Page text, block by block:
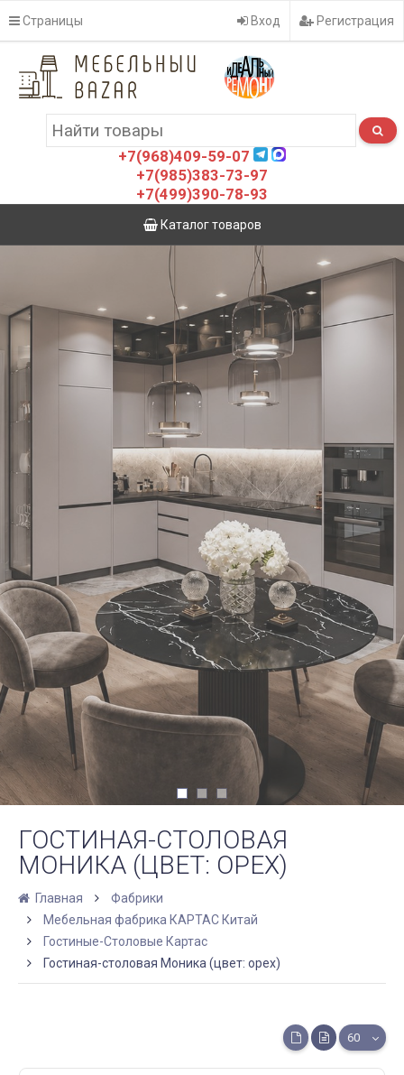
Страницы Вход Регистрация
+7(968)409-59-07
+7(985)383-73-97
+7(499)390-78-93
Каталог товаров
ГОСТИНАЯ-СТОЛОВАЯ
МОНИКА (ЦВЕТ: ОРЕХ)
Главная
Фабрики
Мебельная фабрика КАРТАС Китай
Гостиные-Столовые Картас
Гостиная-столовая Моника (цвет: орех)
60